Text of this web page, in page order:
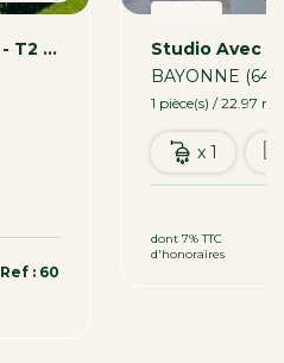
- BIARRITZ- Marbella - T2 De 46 M2 Avec Garage
Ref : 60
BAYONNE
1 pièce(s) / 22.97 m²
x 1
dont 7% TTC
d'honoraires